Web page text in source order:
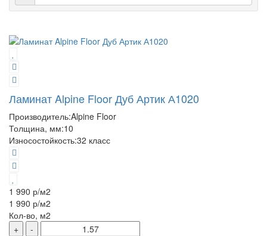
Ламинат Alpine Floor Дуб Артик А1020
Производитель:Alpine Floor
Толщина, мм:10
Износостойкость:32 класс
1 990 р/м2
1 990 р/м2
Кол-во, м2
+
-